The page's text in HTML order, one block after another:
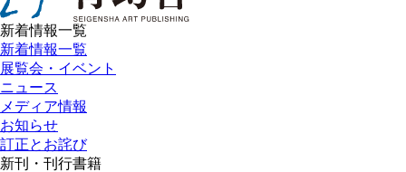
新着情報一覧
新着情報一覧
展覧会・イベント
ニュース
メディア情報
お知らせ
訂正とお詫び
新刊・刊行書籍